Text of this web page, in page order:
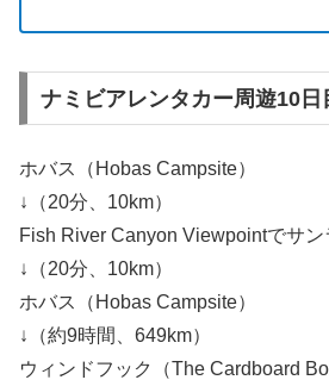
ナミビアレンタカー周遊10日
ホバス（Hobas Campsite）
↓（20分、10km）
Fish River Canyon Viewpointでサン
↓（20分、10km）
ホバス（Hobas Campsite）
↓（約9時間、649km）
ウィンドフック（The Cardboard